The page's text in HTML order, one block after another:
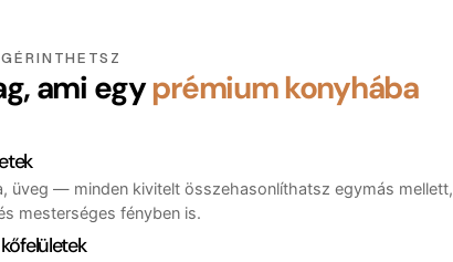
ami egyprémium konyhába
üveg — minden kivitelt összehasonlíthatsz egymás mellett,
mesterséges fényben is.